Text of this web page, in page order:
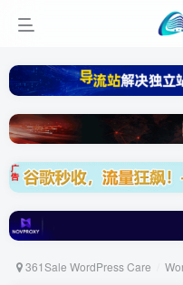
361Sale WordPress Care